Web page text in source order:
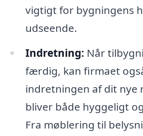
vigtigt for bygningens
udseende.
Indretning: Når
færdig, kan firmaet
indretningen af dit nye
bliver både hyggeligt
Fra møblering til